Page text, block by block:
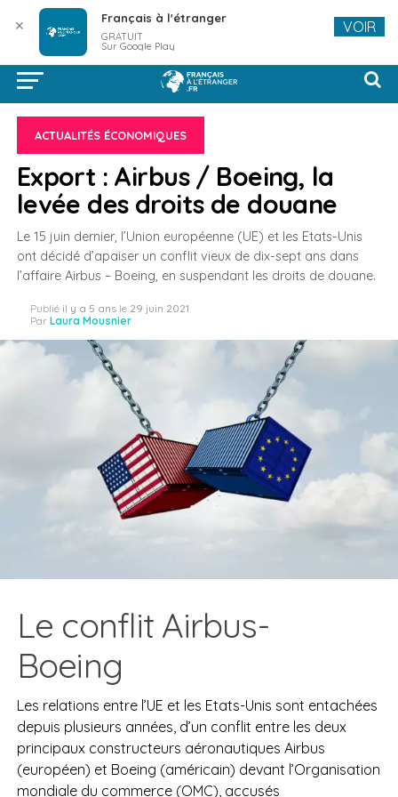
ACTUALITÉS ÉCONOMIQUES
Export : Airbus / Boeing, la
levée des droits de douane
Le 15 juin dernier, l’Union européenne (UE) et les Etats-Unis
ont décidé d’apaiser un conflit vieux de dix-sept ans dans
l’affaire Airbus – Boeing, en suspendant les droits de douane.
Publié il y a 5 ans le 29 juin 2021
Par Laura Mousnier
Le conflit Airbus-
Boeing
Les relations entre l’UE et les Etats-Unis sont entachées
depuis plusieurs années, d’un conflit entre les deux
principaux constructeurs aéronautiques Airbus
(européen) et Boeing (américain) devant l’Organisation
mondiale du commerce (OMC), accusés
✕ Français à l'étranger
GRATUIT
Sur Google Play
VOIR